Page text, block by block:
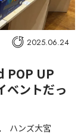
2025.06.24
POP UP
ベントだっ
ハンズ大宮